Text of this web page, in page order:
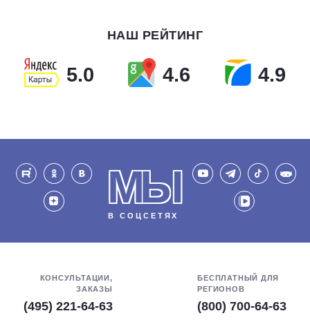
НАШ РЕЙТИНГ
5.0 4.6 4.9
МЫ
В СОЦСЕТЯХ
КОНСУЛЬТАЦИИ,
ЗАКАЗЫ
(495) 221-64-63
БЕСПЛАТНЫЙ ДЛЯ
РЕГИОНОВ
(800) 700-64-63